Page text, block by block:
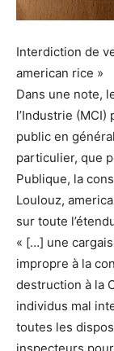
Interdiction de
american rice »
Dans une note,
l’Industrie
public en
particulier, que
Publique, la
Loulouz,
sur toute
« […] une
impropre à la
destruction à la
individus mal
toutes les